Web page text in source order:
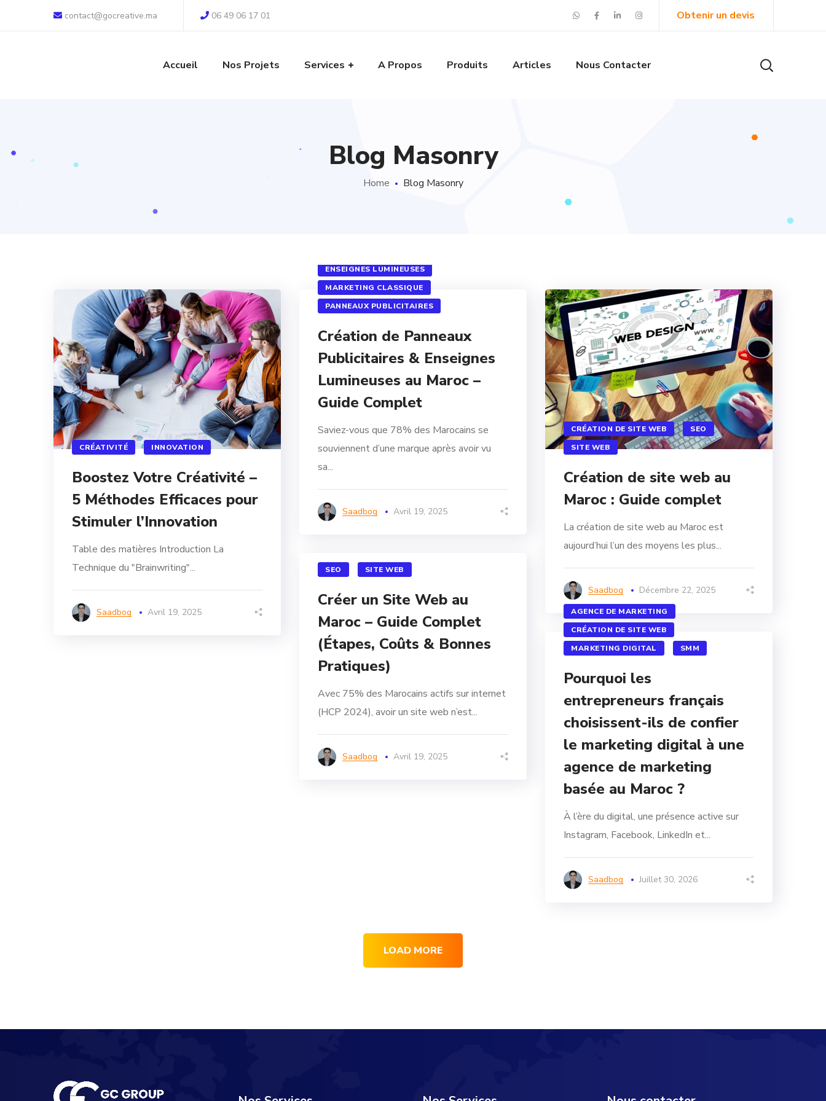
contact@gocreative.ma 06 49 06 17 01 Obtenir un devis
Accueil Nos Projets Services A Propos Produits Articles Nous Contacter
Blog Masonry
Home Blog Masonry
CRÉATIVITÉ INNOVATION
Boostez Votre Créativité –
5 Méthodes Efficaces pour
Stimuler l’Innovation
Table des matières Introduction La
Technique du "Brainwriting"...
Saadbog Avril 19, 2025
ENSEIGNES LUMINEUSES
MARKETING CLASSIQUE
PANNEAUX PUBLICITAIRES
Création de Panneaux
Publicitaires & Enseignes
Lumineuses au Maroc –
Guide Complet
Saviez-vous que 78% des Marocains se
souviennent d’une marque après avoir vu
sa...
Saadbog Avril 19, 2025
CRÉATION DE SITE WEB
SEO
SITE WEB
Création de site web au
Maroc : Guide complet
La création de site web au Maroc est
aujourd’hui l’un des moyens les plus...
Saadbog Décembre 22, 2025
SEO SITE WEB
Créer un Site Web au
Maroc – Guide Complet
(Étapes, Coûts & Bonnes
Pratiques)
Avec 75% des Marocains actifs sur internet
(HCP 2024), avoir un site web n’est...
Saadbog Avril 19, 2025
AGENCE DE MARKETING
CRÉATION DE SITE WEB
MARKETING DIGITAL
SMM
Pourquoi les
entrepreneurs français
choisissent-ils de confier
le marketing digital à une
agence de marketing
basée au Maroc ?
À l’ère du digital, une présence active sur
Instagram, Facebook, LinkedIn et...
Saadbog Juillet 30, 2026
LOAD MORE